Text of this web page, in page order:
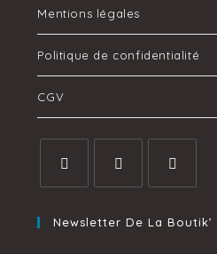
Mentions légales
Politique de confidentialité
CGV
Newsletter De La Boutik’